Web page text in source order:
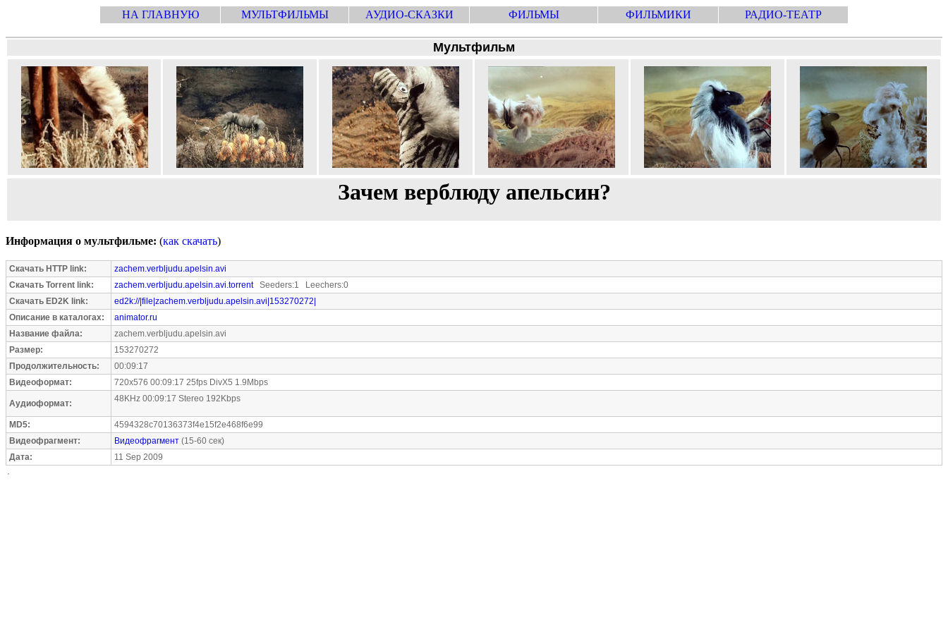
НА ГЛАВНУЮ МУЛЬТФИЛЬМЫ АУДИО-СКАЗКИ ФИЛЬМЫ ФИЛЬМИКИ РАДИО-ТЕАТР
Мультфильм
Зачем верблюду апельсин?
Информация о мультфильме: (как скачать)
Скачать HTTP link:
zachem.verbljudu.apelsin.avi
Скачать Torrent link:
zachem.verbljudu.apelsin.avi.torrentSeeders:1 Leechers:0
Скачать ED2K link:
ed2k://|file|zachem.verbljudu.apelsin.avi|153270272|
Описание в каталогах:
animator.ru
Название файла:
zachem.verbljudu.apelsin.avi
Размер:
153270272
Продолжительность:
00:09:17
Видеоформат:
720x576 00:09:17 25fps DivX5 1.9Mbps
Аудиоформат: 48KHz 00:09:17 Stereo 192Kbps
MD5:
4594328c70136373f4e15f2e468f6e99
Видеофрагмент:
Видеофрагмент (15-60 сек)
Дата:
11 Sep 2009